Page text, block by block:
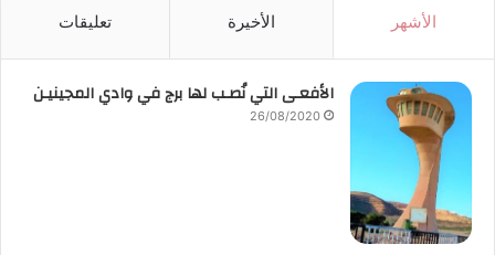
الأشهر الأخيرة تعليقات
الأفعـى التي نُصـب لها برج في وادي المجينيـن
26/08/2020